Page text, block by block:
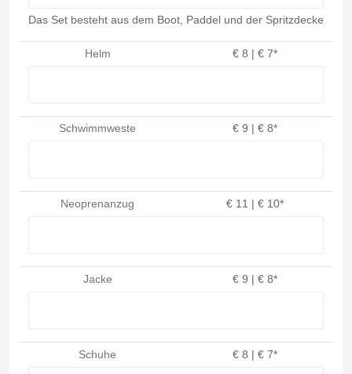
Das Set besteht aus dem Boot, Paddel und der Spritzdecke
Helm € 8 | € 7*
Schwimmweste € 9 | € 8*
Neoprenanzug € 11 | € 10*
Jacke € 9 | € 8*
Schuhe € 8 | € 7*